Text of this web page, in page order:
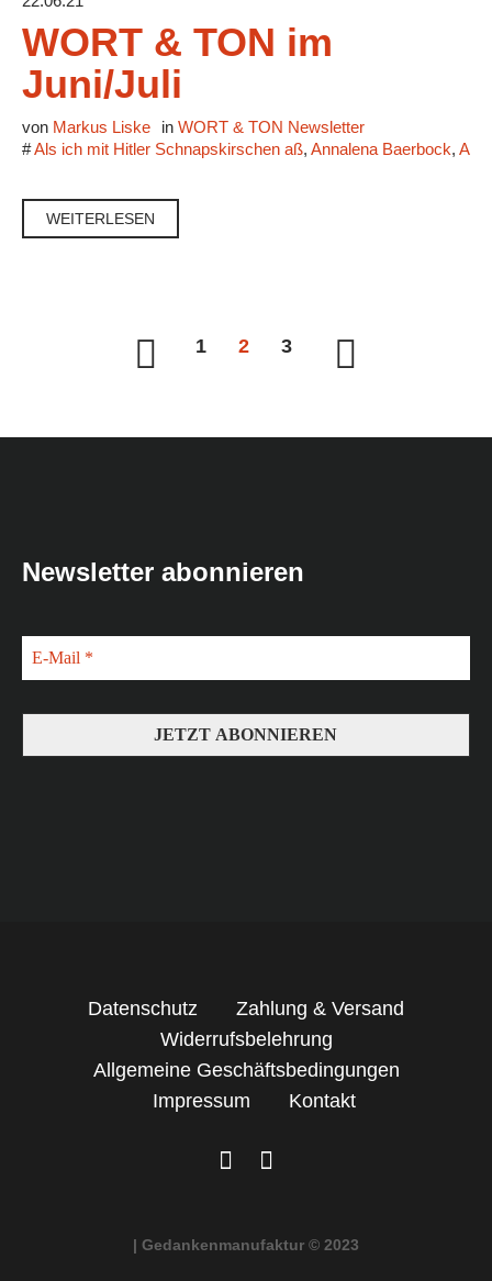
WORT & TON im
Juni/Juli
von Markus Liske in WORT & TON Newsletter
#Als ich mit Hitler Schnapskirschen aß, Annalena Baerbock,
WEITERLESEN
1 2 3
Newsletter abonnieren
Datenschutz
Zahlung & Versand
Widerrufsbelehrung
Allgemeine Geschäftsbedingungen
Impressum
Kontakt
| Gedankenmanufaktur © 2023